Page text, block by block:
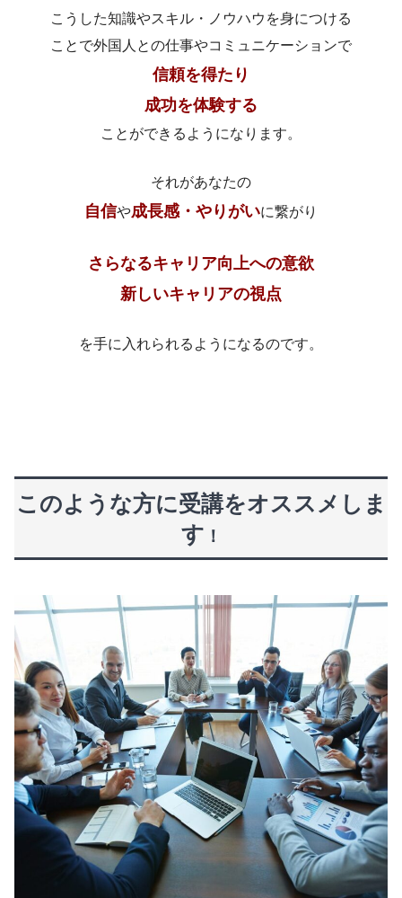
こうした知識やスキル・ノウハウを身につける
ことで外国人との仕事やコミュニケーションで
信頼を得たり
成功を体験する
ことができるようになります。
それがあなたの
自信や成長感・やりがいに繋がり
さらなるキャリア向上への意欲
新しいキャリアの視点
を手に入れられるようになるのです。
このような方に受講をオススメしま
す ！